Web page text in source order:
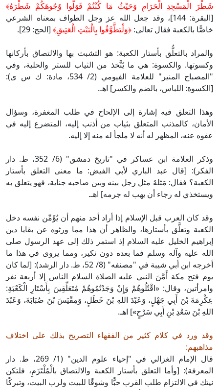
شَطْرَ الْمَسْجِدِ الْحَرَامِ وَحَيْثُ مَا كُنْتُمْ فَوَلُّوا وُجُوهَكُمْ شَطْرَهُ﴾
[البقرة: 144]، وقد جعل الله عز وجل الطواف بمعناه الشرعي
خاصًّا بالكعبة فقال تعالى: ﴿وَلْيَطَّوَّفُوا بِالْبَيْتِ الْعَتِيقِ﴾ [الحج: 29].
والمراد بالتعلُّق بأستار الكعبة: هو التشبث بها والالتصاق بأركانها
وكسوتها. والكسوة: هي ما يُتَّخذ من الثياب للستر والحلية، وفي
"المصباح المنير" للعلامة الفيومي (2/ 534، مادة: ك س ى):
[الكسوة: اللباس، بالضم والكسر] اهـ.
وهذا التعلق فيه إشارة إلى الإلحاح في طلب المغفرة، وسؤال
الأمان، كالمذنب المتعلق بثياب من أذنب إليه، المتضرع إليه في
عفوه عنه، المظهر له أنه لا ملجأ له منه إلا إليه.
وذكر العلامة ابن عساكر في "تاريخ دمشق" (6/ 352، ط. دار
الفكر): [قال عبد الباري لأبي الفيض: ما معنى التعلق بأستار
الكعبة؟ فقال: مَثلهُ مثل رجل بينه وبين صاحبه جناية، فهو يتعلق به
ويستخذي له رجاء أن يهب له جرمه] اهـ.
وقد كان العرب قبل الإسلام إذا أراد أحد منهم أن يُؤَمِّن نفسه دخل
الكعبة وتعلَّق بأستارها، والظاهر أن هذا مما ورثوه عن بقايا دين
إبراهيم الخليل عليه السلام إذ استمر ذلك إلى عهد الرسول صلى
الله عليه وآله وسلم فما بعده دون نكير، ومما يروى في هذا ما
أخرجه ابن أبي شيبة في "مصنفه" (8/ 52، ط. دار الرشد): [لما كان
يوم فتح مكة أَمَّنَ النبي عليه الصلاة السلام الناس إلا أربعة نفر
وامرأتين، وقال: «اقْتُلُوهُمْ وَإِنْ وَجَدْتُمُوهُمْ مُتَعَلِّقِينَ بِأَسْتَارِ الْكَعْبَةِ:
عِكْرِمَةَ بْنَ أَبِي جَهْلٍ، وَعَبْدَ اللهِ بْنَ خَطَلٍ، وَمِقْيَسَ بْنَ صُبَابَةَ، وَعَبْدَ
اللهِ بْنَ سَعْدِ بْنِ أَبِي سَرْحٍ»] اهـ.
وقد ورد في كلام كثير من الفقهاء التصريح بذلك على اختلاف
مذاهبهم:
قال الإمام الغزالي في "إحياء علوم الدين" (1/ 269، ط. دار
المعرفة): [وأما التعلق بأستار الكعبة والالتصاق بالْمُلْتَزَمِ، فلتكن
نيتك في الالتزام طلب القرب حبًّا وشوقًا للبيت ولرب البيت، وتبركًا